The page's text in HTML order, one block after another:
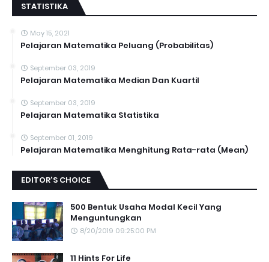
STATISTIKA
May 15, 2021
Pelajaran Matematika Peluang (Probabilitas)
September 03, 2019
Pelajaran Matematika Median Dan Kuartil
September 03, 2019
Pelajaran Matematika Statistika
September 01, 2019
Pelajaran Matematika Menghitung Rata-rata (Mean)
EDITOR'S CHOICE
500 Bentuk Usaha Modal Kecil Yang
Menguntungkan
8/20/2019 09:25:00 PM
11 Hints For Life